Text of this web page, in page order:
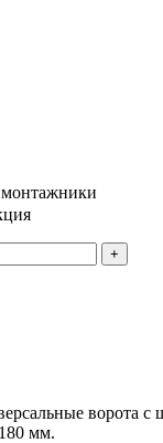
+
ворота с
мм.